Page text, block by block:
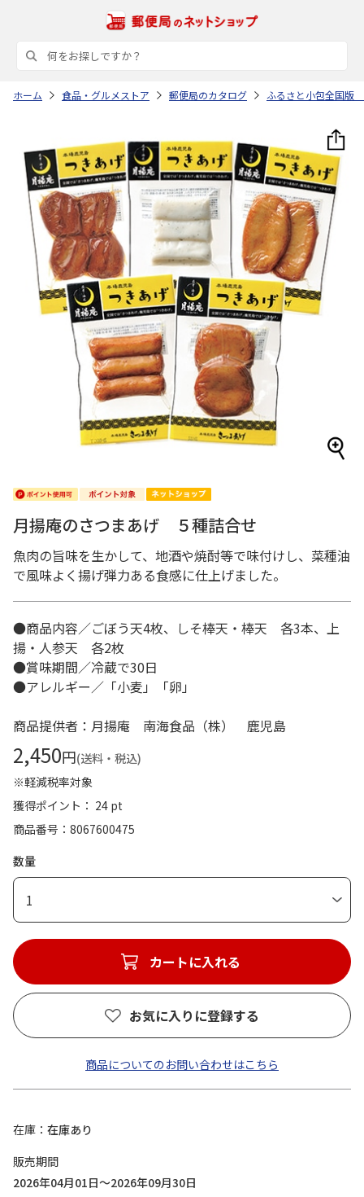
ホーム 食品・グルメストア 郵便局のカタログ ふるさと小包全国版
月揚庵のさつまあげ ５種詰合せ
魚肉の旨味を生かして、地酒や焼酎等で味付けし、菜種油
で風味よく揚げ弾力ある食感に仕上げました。
●商品内容／ごぼう天4枚、しそ棒天・棒天 各3本、上
揚・人参天 各2枚
●賞味期間／冷蔵で30日
●アレルギー／「小麦」「卵」
商品提供者：月揚庵 南海食品（株） 鹿児島
2,450円(送料・税込)
※軽減税率対象
獲得ポイント： 24 pt
商品番号
8067600475
数量
1
カートに入れる
お気に入りに登録する
商品についてのお問い合わせはこちら
在庫
在庫あり
販売期間
2026年04月01日～2026年09月30日